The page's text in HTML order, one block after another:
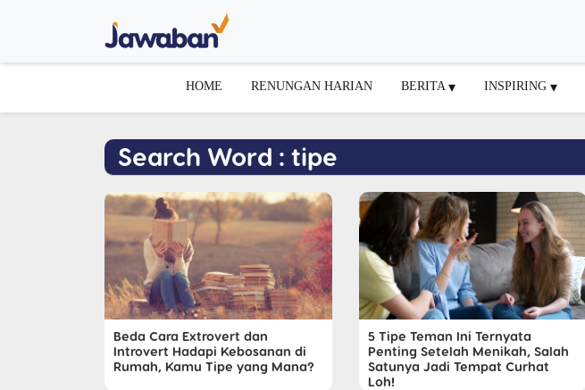
HOME RENUNGAN HARIAN BERITA INSPIRING
Search Word : tipe
Beda Cara Extrovert dan
Introvert Hadapi Kebosanan di
Rumah, Kamu Tipe yang Mana?
5 Tipe Teman Ini Ternyata
Penting Setelah Menikah, Salah
Satunya Jadi Tempat Curhat
Loh!